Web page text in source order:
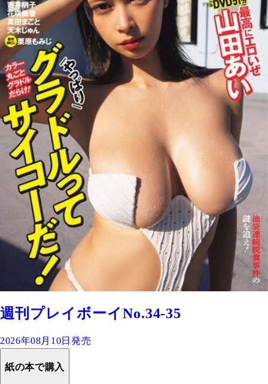
週刊プレイボーイNo.34-35
2026年08月10日発売
紙の本で購入